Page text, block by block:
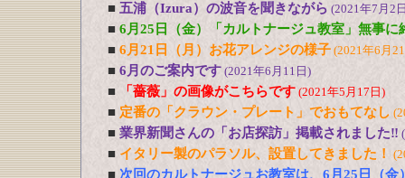
■ 五浦（Izura）の波音を聞きながら (2021年7月2
■ 6月25日（金）「カルトナージュ教室」無事に
■ 6月21日（月）お花アレンジの様子 (2021年6月
■ 6月のご案内です (2021年6月11日)
■ 「薔薇」の画像がこちらです (2021年5月17日)
■ 定番の「クラウン・プレート」でおもてなし
■ 業界新聞さんの「お店探訪」掲載されました‼
■ イタリー製のパラソル、設置してきました！
■ 次回のカルトナージュお教室は、6月25日（金